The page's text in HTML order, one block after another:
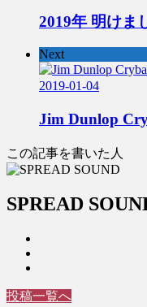
2019年 明けま
Next
2019-01-04
Jim Dunlop
この記事を書いた人
SPREAD
投稿一覧へ